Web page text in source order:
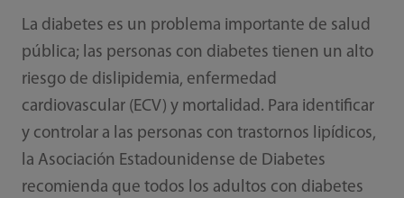
La diabetes es un problema importante de salud
pública; las personas con diabetes tienen un alto
riesgo de dislipidemia, enfermedad
cardiovascular (ECV) y mortalidad. Para identificar
y controlar a las personas con trastornos lipídicos,
la Asociación Estadounidense de Diabetes
recomienda que todos los adultos con diabetes